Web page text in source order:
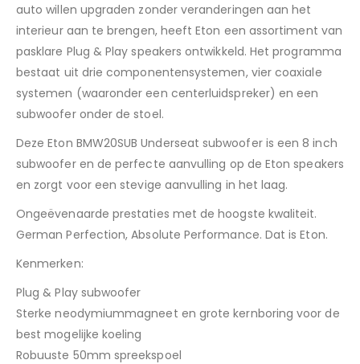
auto willen upgraden zonder veranderingen aan het
interieur aan te brengen, heeft Eton een assortiment van
pasklare Plug & Play speakers ontwikkeld. Het programma
bestaat uit drie componentensystemen, vier coaxiale
systemen (waaronder een centerluidspreker) en een
subwoofer onder de stoel.
Deze Eton BMW20SUB Underseat subwoofer is een 8 inch
subwoofer en de perfecte aanvulling op de Eton speakers
en zorgt voor een stevige aanvulling in het laag.
Ongeëvenaarde prestaties met de hoogste kwaliteit.
German Perfection, Absolute Performance. Dat is Eton.
Kenmerken:
Plug & Play subwoofer
Sterke neodymiummagneet en grote kernboring voor de
best mogelijke koeling
Robuuste 50mm spreekspoel